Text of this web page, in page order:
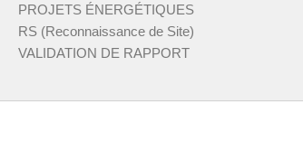
PROJETS ÉNERGÉTIQUES
RS (Reconnaissance de Site)
VALIDATION DE RAPPORT